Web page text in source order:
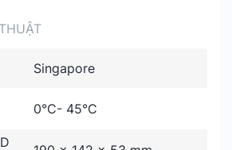
Singapore
0°C- 45°C